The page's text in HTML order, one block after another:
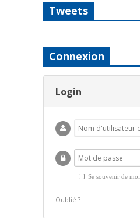
Tweets
Connexion
Login
Se souvenir de moi
Oublié ?